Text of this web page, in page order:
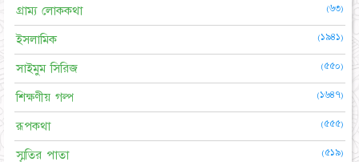
গ্রাম্য লোককথা (৬৩)
ইসলামিক (১৯৪১)
সাইমুম সিরিজ (৫৫০)
শিক্ষণীয় গল্প (১৬৪৭)
রূপকথা (৫৫৫)
স্মৃতির পাতা (৫১৯)